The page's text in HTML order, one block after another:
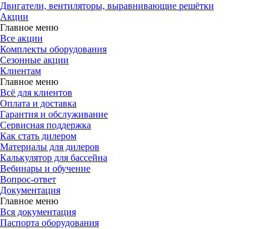
Двигатели, вентиляторы, выравнивающие решётки
Акции
Главное меню
Все акции
Комплекты оборудования
Сезонные акции
Клиентам
Главное меню
Всё для клиентов
Оплата и доставка
Гарантия и обслуживание
Сервисная поддержка
Как стать дилером
Материалы для дилеров
Калькулятор для бассейна
Вебинары и обучение
Вопрос-ответ
Документация
Главное меню
Вся документация
Паспорта оборудования